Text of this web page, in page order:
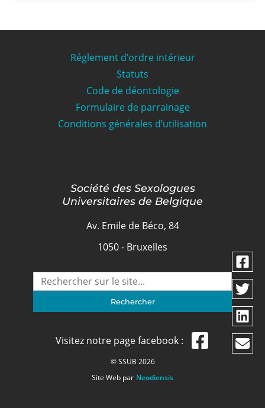
Réglement d’ordre intérieur
Statuts
Code de déontologie
Formulaire de parrainage
Conditions générales d’utilisation
Société des Sexologues
Universitaires de Belgique
Av. Emile de Béco, 84
1050 - Bruxelles
Visitez notre page facebook :
© SSUB 2026
Site Web par Neodiensis